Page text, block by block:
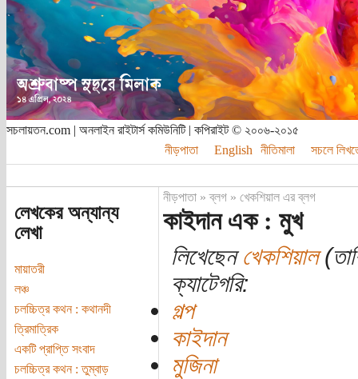
সচলায়তন.com | অনলাইন রাইটার্স কমিউনিটি | কপিরাইট © ২০০৬-২০১৫
নীড়পাতা
English নীতিমালা সচলে
লেখকের অন্যান্য
লেখা
মায়াতরী
লঞ্চ
চলচ্চিত্র কথন : কথানদী
ত্রিমাত্রিক
একটি প্রাপ্তি সংবাদ
চলচ্চিত্র কথন : তুম্বাড়
নীড়পাতা»ব্লগ» খেকশিয়াল এর ব্লগ
কাইদান এক : মুখ
লিখেছেনখেকশিয়াল
ক্যাটেগরি:
গল্প
কাইদান
মুজিনা